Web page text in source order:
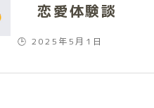
恋愛体験談
🕒 2025年5月1日